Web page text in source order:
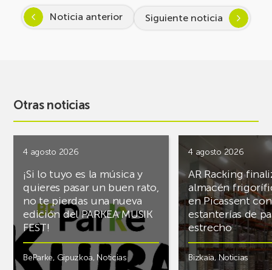
Noticia anterior Siguiente noticia
Otras noticias
4 agosto 2026
¡Si lo tuyo es la música y
quieres pasar un buen rato,
no te pierdas una nueva
edición del PARKEA MUSIK
FEST!
BeParke, Gipuzkoa, Noticias
4 agosto 2026
AR Racking
almacén
en Picassent con
estanterías de
estrecho
Bizkaia,Noticias